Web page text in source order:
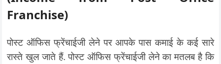
Franchise)
पोस्ट ऑफिस फ्रेंचाईजी लेने पर आपके पास कमाई के कई सारे
रास्ते खुल जाते हैं. पोस्ट ऑफिस फ्रेंचाईजी लेने का मतलब है कि